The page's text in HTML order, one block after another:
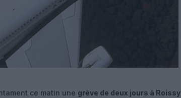
ce matin une grève de deux jours à Roissy